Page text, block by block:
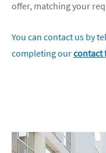
offer, matching your
You can contact us by
completing ourcontact